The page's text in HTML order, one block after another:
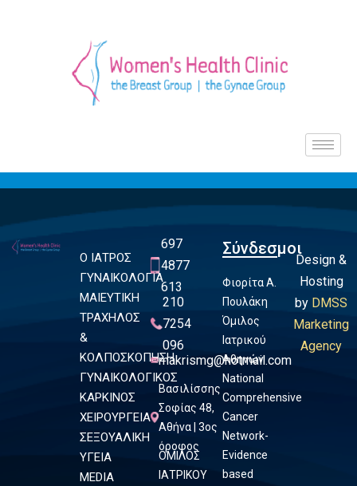
Ο ΙΑΤΡΟΣ
ΓΥΝΑΙΚΟΛΟΓΙΑ
ΜΑΙΕΥΤΙΚΗ
ΤΡΑΧΗΛΟΣ
&
ΚΟΛΠΟΣΚΟΠΗΣΗ
ΓΥΝΑΙΚΟΛΟΓΙΚΟΣ
ΚΑΡΚΙΝΟΣ
ΧΕΙΡΟΥΡΓΕΙΑ
ΣΕΞΟΥΑΛΙΚΗ
ΥΓΕΙΑ
MEDIA
697
4877
613
210
7254
096
makrismg@hotmail.com
Βασιλίσσης
Σοφίας 48,
Αθήνα | 3ος
όροφος
ΟΜΙΛΟΣ
ΙΑΤΡΙΚΟΥ
Σύνδεσμοι
Φιορίτα Α.
Πουλάκη
Όμιλος
Ιατρικού
Αθηνών
National
Comprehensive
Cancer
Network-
Evidence
based
Design &
Hosting
by DMSS
Marketing
Agency